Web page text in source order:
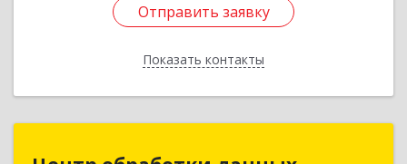
Отправить заявку
Показать контакты
Отправить заявку
Назад
Центр обработки данных